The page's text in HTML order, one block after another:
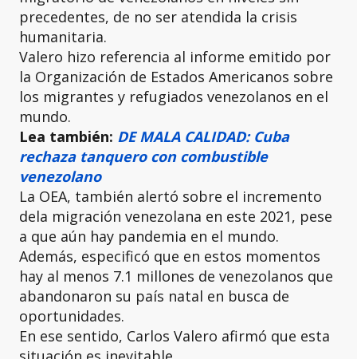
precedentes, de no ser atendida la crisis
humanitaria.
Valero hizo referencia al informe emitido por
la Organización de Estados Americanos sobre
los migrantes y refugiados venezolanos en el
mundo.
Lea también: DE MALA CALIDAD: Cuba
rechaza tanquero con combustible
venezolano
La OEA, también alertó sobre el incremento
dela migración venezolana en este 2021, pese
a que aún hay pandemia en el mundo.
Además, especificó que en estos momentos
hay al menos 7.1 millones de venezolanos que
abandonaron su país natal en busca de
oportunidades.
En ese sentido, Carlos Valero afirmó que esta